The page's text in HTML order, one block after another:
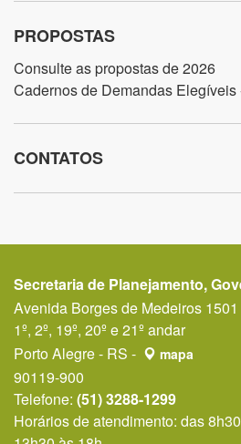
PROPOSTAS
Consulte as propostas de 2026
Cadernos de Demandas Elegíveis
CONTATOS
Secretaria de Planejamento,
Avenida Borges de Medeiros 1501
1º, 2º, 19º, 20º e 21º andar
Porto Alegre - RS -
mapa
90119-900
Telefone: (51) 3288-1299
Horários de atendimento: das